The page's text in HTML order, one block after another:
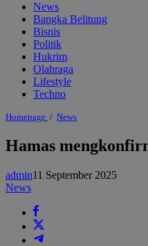
News
Bangka Belitung
Bisnis
Politik
Hukrim
Olahraga
Lifestyle
Techno
Homepage / NewsHamas
upaya
pembunuhan
gagal
Hamas
admin11 September 2025
News